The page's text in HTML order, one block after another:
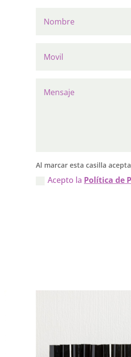
Al marcar esta casilla
Acepto la Política de